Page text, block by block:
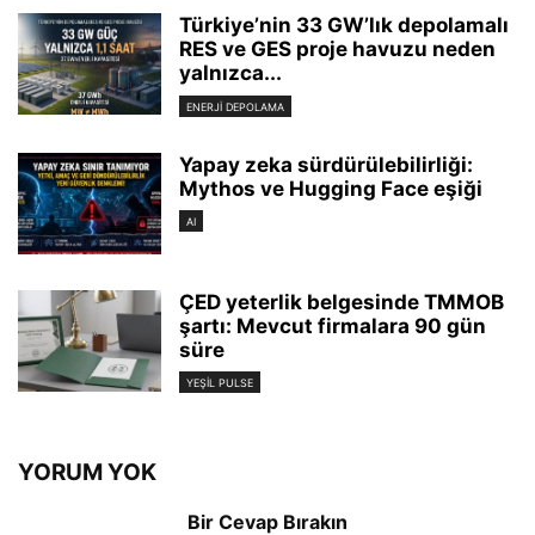
Türkiye’nin 33 GW’lık depolamalı
RES ve GES proje havuzu neden
yalnızca...
ENERJI DEPOLAMA
Yapay zeka sürdürülebilirliği:
Mythos ve Hugging Face eşiği
AI
ÇED yeterlik belgesinde TMMOB
şartı: Mevcut firmalara 90 gün
süre
YEŞIL PULSE
YORUM YOK
Bir Cevap Bırakın